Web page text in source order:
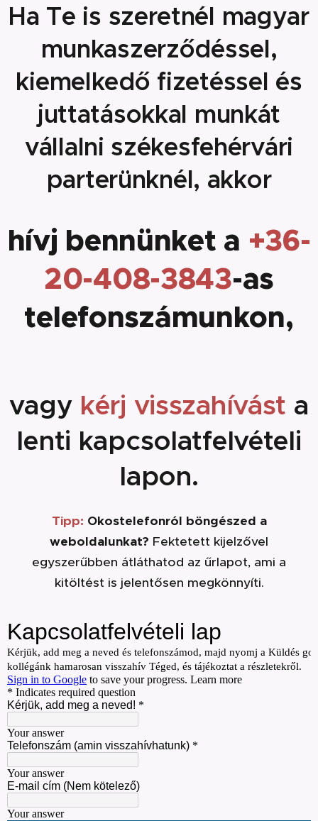
Ha Te is szeretnél magyar
munkaszerződéssel,
kiemelkedő fizetéssel és
juttatásokkal munkát
vállalni székesfehérvári
parterünknél, akkor
hívj bennünket a +36-
20-408-3843-as
telefonszámunkon,
vagy kérj visszahívást a
lenti kapcsolatfelvételi
lapon.
Tipp: Okostelefonról böngészed a
weboldalunkat? Fektetett kijelzővel
egyszerűbben átláthatod az űrlapot, ami a
kitöltést is jelentősen megkönnyíti.